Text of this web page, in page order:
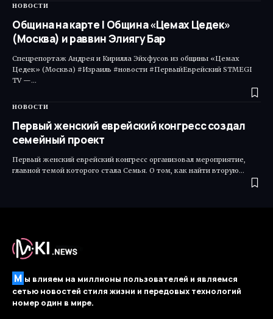
НОВОСТИ
Община на карте | Община «Цемах Цедек»
(Москва) и раввин Элиягу Бар
Спецрепортаж Андрея и Кирилла Эйхфусов из общины «Цемах
Цедек» (Москва) #Израиль #новости #ПервыйЕврейский STMEGI
TV —…
НОВОСТИ
Первый женский еврейский конгресс создал
семейный проект
Первый женский еврейский конгресс организовал мероприятие,
главной темой которого стала Семья. О том, как найти вторую…
М ы влияем на миллионы пользователей и являемся
сетью новостей стиля жизни и передовых технологий
номер один в мире.